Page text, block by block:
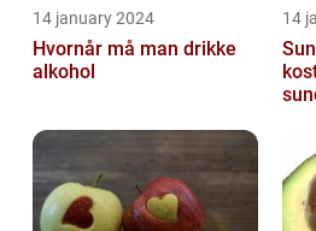
14 january 2024
Hvornår må man drikke
alkohol
14